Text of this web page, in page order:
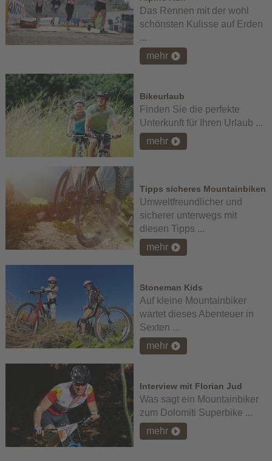
Das Rennen mit der wohl
schönsten Kulisse auf Erden
...
mehr
Bikeurlaub
Finden Sie die perfekte
Unterkunft für Ihren Urlaub ...
mehr
Tipps sicheres Mountainbiken
Umweltfreundlicher und
sicherer unterwegs mit
diesen Tipps ...
mehr
Stoneman Kids
Auf kleine Mountainbiker
wartet dieses Abenteuer in
Sexten ...
mehr
Interview mit Florian Jud
Was sagt ein Mountainbiker
zum Dolomiti Superbike ...
mehr